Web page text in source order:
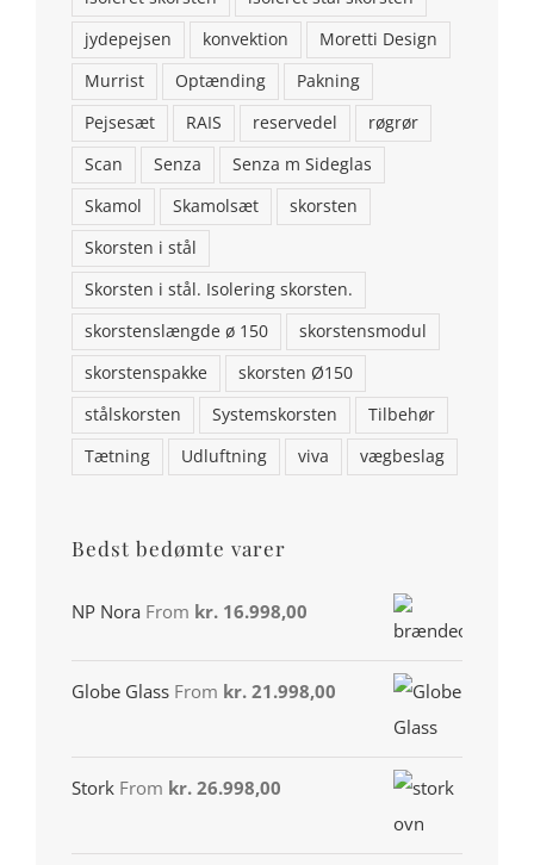
jydepejsen
konvektion
Moretti Design
Murrist
Optænding
Pakning
Pejsesæt
RAIS reservedel
røgrør
Scan
Senza
Senza m Sideglas
Skamol
Skamolsæt
skorsten
Skorsten i stål
Skorsten i stål. Isolering skorsten.
skorstenslængde ø 150
skorstensmodul
skorstenspakke
skorsten Ø150
stålskorsten
Systemskorsten
Tilbehør
Tætning
Udluftning viva vægbeslag
Bedst bedømte varer
NP Nora From kr. 16.998,00
Globe Glass From kr. 21.998,00
Stork From kr. 26.998,00
KONTAKT OS
Brændeovns finans ApS
Addresse: Stenstrupvej 2, 9500 Hobro
Telefon: 98554146
Email:aalborgpejse@gmail.com
Din konto
Handelsbetingelser
Privatlivspolitik